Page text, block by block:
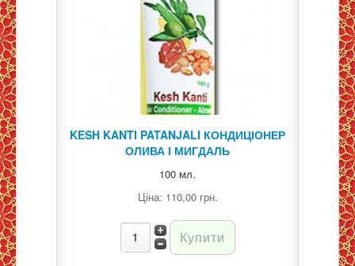
KESH KANTI PATANJALI КОНДИЦІОНЕР
ОЛИВА І МИГДАЛЬ
100 мл.
Ціна: 110,00 грн.